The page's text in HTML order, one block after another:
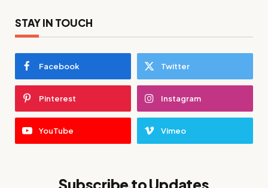
STAY IN TOUCH
Facebook Twitter
Pinterest Instagram
YouTube Vimeo
Subscribe to Updates